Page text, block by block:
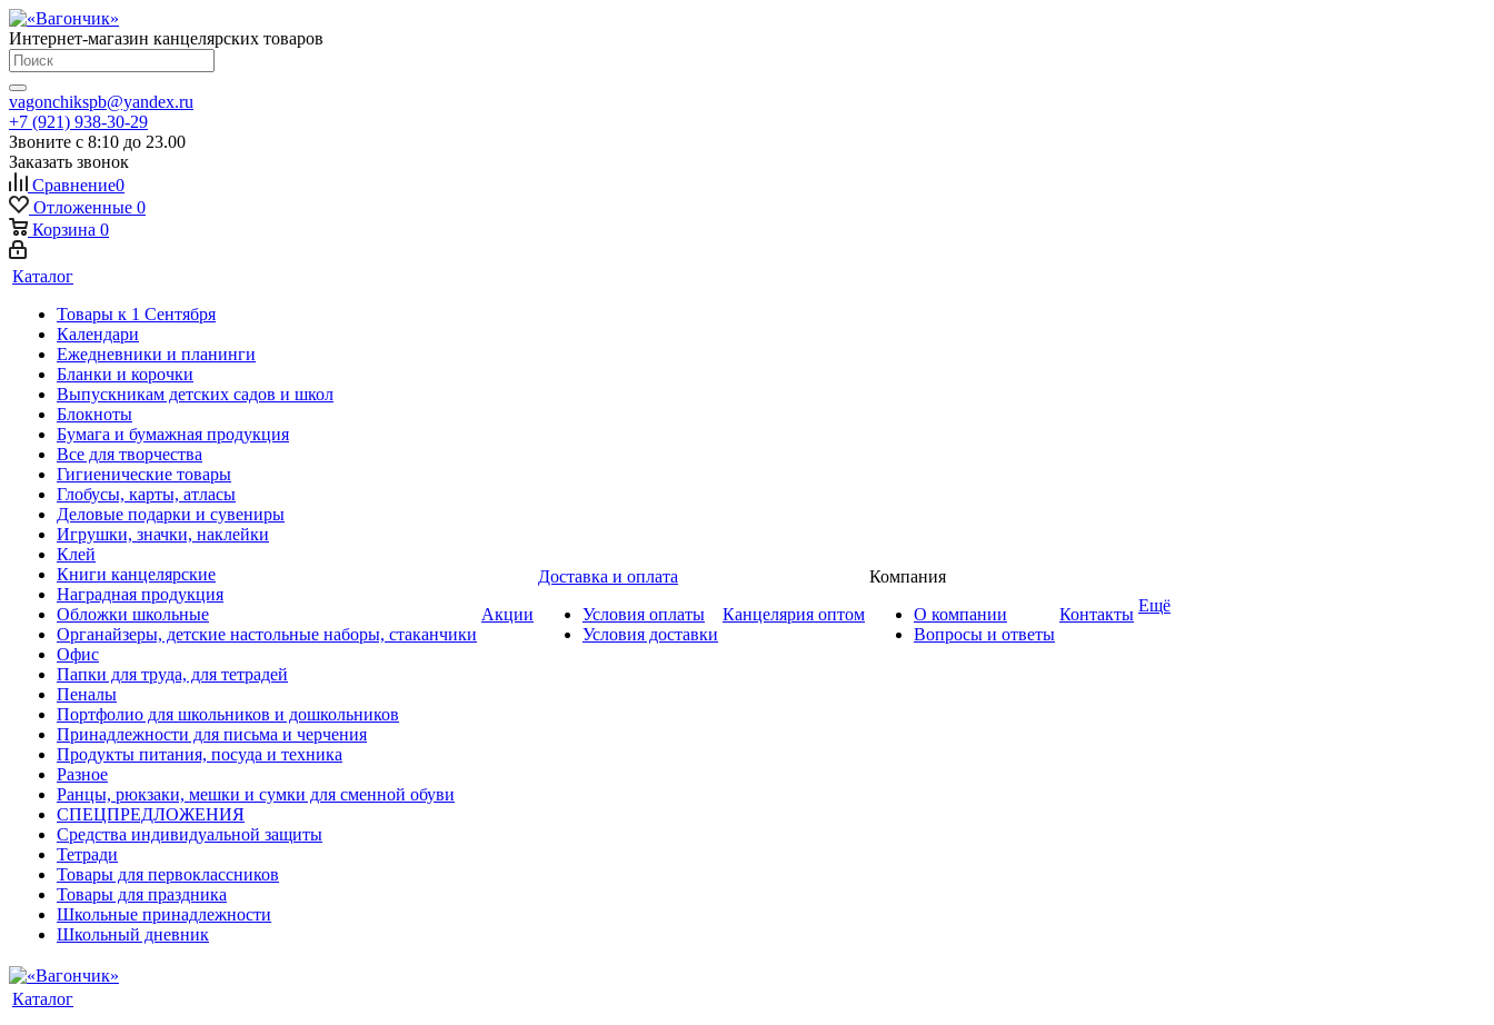
Интернет-магазин канцелярских товаров
vagonchikspb@yandex.ru
+7 (921) 938-30-29
Звоните с 8:10 до 23.00
Заказать звонок
Сравнение0
Отложенные 0
Корзина 0
Каталог
Товары к 1 Сентября
Календари
Ежедневники и планинги
Бланки и корочки
Выпускникам детских садов и школ
Блокноты
Бумага и бумажная продукция
Все для творчества
Гигиенические товары
Глобусы, карты, атласы
Деловые подарки и сувениры
Игрушки, значки, наклейки
Клей
Книги канцелярские
Наградная продукция
Обложки школьные
Органайзеры, детские настольные наборы, стаканчики
Офис
Папки для труда, для тетрадей
Пеналы
Портфолио для школьников и дошкольников
Принадлежности для письма и черчения
Продукты питания, посуда и техника
Разное
Ранцы, рюкзаки, мешки и сумки для сменной обуви
СПЕЦПРЕДЛОЖЕНИЯ
Средства индивидуальной защиты
Тетради
Товары для первоклассников
Товары для праздника
Школьные принадлежности
Школьный дневник
Акции
Доставка и оплата
Условия оплаты
Условия доставки
Канцелярия оптом
Компания
О компании
Вопросы и ответы
Контакты Ещё
Каталог